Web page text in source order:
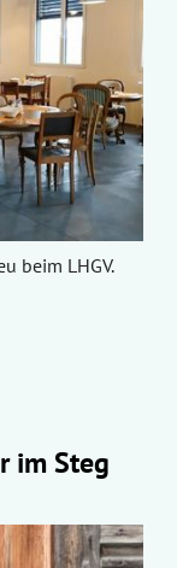
beim LHGV.
im Steg